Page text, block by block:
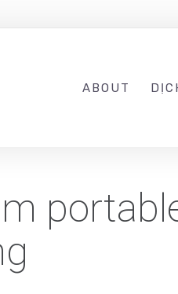
ABOUT